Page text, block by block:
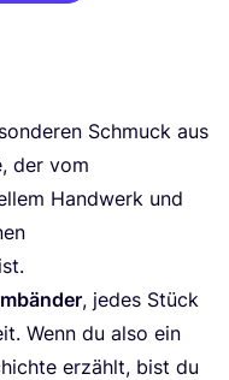
Schmuck aus
der vom
Hand­werk und
, jedes Stück
Wenn du also ein
erzählt, bist du